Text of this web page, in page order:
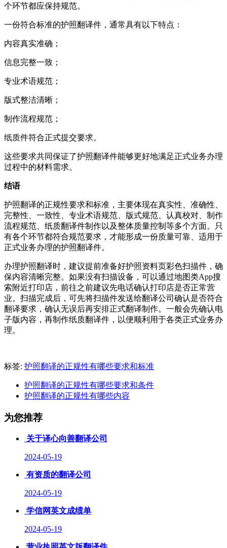
个环节都应保持规范。
一份符合标准的护照翻译件，通常具有以下特点：
内容真实准确；
信息完整一致；
专业术语规范；
版式整洁清晰；
制作流程规范；
纸质件符合正式提交要求。
这些要求共同保证了护照翻译件能够更好地满足正式业务办理
过程中的材料需求。
结语
护照翻译的正规性要求和标准，主要体现在真实性、准确性、
完整性、一致性、专业术语规范、版式规范、认真校对、制作
流程规范、纸质翻译件制作以及整体质量控制等多个方面。只
有各个环节都符合规范要求，才能形成一份质量可靠、适用于
正式业务办理的护照翻译件。
办理护照翻译时，建议提前准备好护照资料页彩色扫描件，确
保内容清晰完整。如果没有扫描设备，可以通过地图类App搜
索附近打印店，前往之前建议先电话确认打印店是否正常营
业。扫描完成后，可先将扫描件发送给翻译公司确认是否符合
翻译要求，确认无误后再安排正式翻译制作。一般会先确认电
子版内容，再制作纸质翻译件，以便顺利用于各类正式业务办
理。
标签: 护照翻译的正规性有哪些要求和标准
护照翻译的正规性有哪些要求和条件
护照翻译的正规性有哪些内容
为您推荐
关于译心向善翻译公司
2024-05-19
有资质的翻译公司
2024-05-19
学信网英文成绩单
2024-05-19